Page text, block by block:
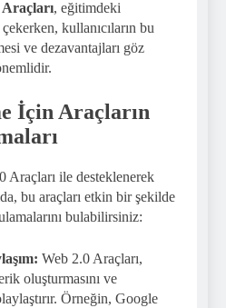
, eğitimdeki
kullanıcıların bu
ve dezavantajları göz
İçin Araçların
Araçları ile desteklenerek
bu araçları etkin bir şekilde
bulabilirsiniz:
Web 2.0 Araçları,
oluşturmasını ve
Örneğin, Google